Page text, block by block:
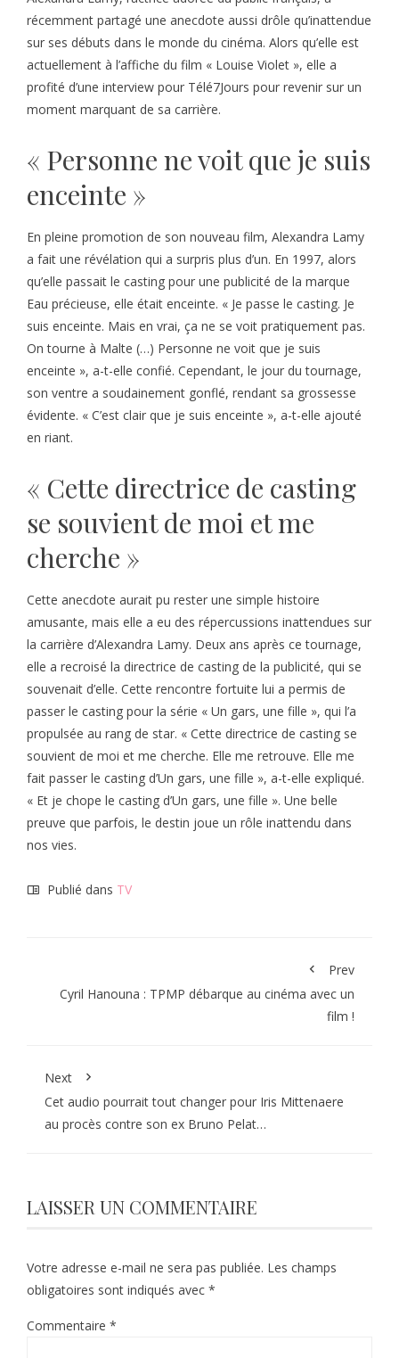
récemment partagé une anecdote aussi drôle qu’inattendue
sur ses débuts dans le monde du cinéma. Alors qu’elle est
actuellement à l’affiche du film « Louise Violet », elle a
profité d’une interview pour Télé7Jours pour revenir sur un
moment marquant de sa carrière.
« Personne ne voit que je suis
enceinte »
En pleine promotion de son nouveau film, Alexandra Lamy
a fait une révélation qui a surpris plus d’un. En 1997, alors
qu’elle passait le casting pour une publicité de la marque
Eau précieuse, elle était enceinte. « Je passe le casting. Je
suis enceinte. Mais en vrai, ça ne se voit pratiquement pas.
On tourne à Malte (…) Personne ne voit que je suis
enceinte », a-t-elle confié. Cependant, le jour du tournage,
son ventre a soudainement gonflé, rendant sa grossesse
évidente. « C’est clair que je suis enceinte », a-t-elle ajouté
en riant.
« Cette directrice de casting
se souvient de moi et me
cherche »
Cette anecdote aurait pu rester une simple histoire
amusante, mais elle a eu des répercussions inattendues sur
la carrière d’Alexandra Lamy. Deux ans après ce tournage,
elle a recroisé la directrice de casting de la publicité, qui se
souvenait d’elle. Cette rencontre fortuite lui a permis de
passer le casting pour la série « Un gars, une fille », qui l’a
propulsée au rang de star. « Cette directrice de casting se
souvient de moi et me cherche. Elle me retrouve. Elle me
fait passer le casting d’Un gars, une fille », a-t-elle expliqué.
« Et je chope le casting d’Un gars, une fille ». Une belle
preuve que parfois, le destin joue un rôle inattendu dans
nos vies.
Publié dans TV
Prev
Cyril Hanouna : TPMP débarque au cinéma avec un
film !
Next
Cet audio pourrait tout changer pour Iris Mittenaere
au procès contre son ex Bruno Pelat…
LAISSER UN COMMENTAIRE
Votre adresse e-mail ne sera pas publiée. Les champs
obligatoires sont indiqués avec *
Commentaire *